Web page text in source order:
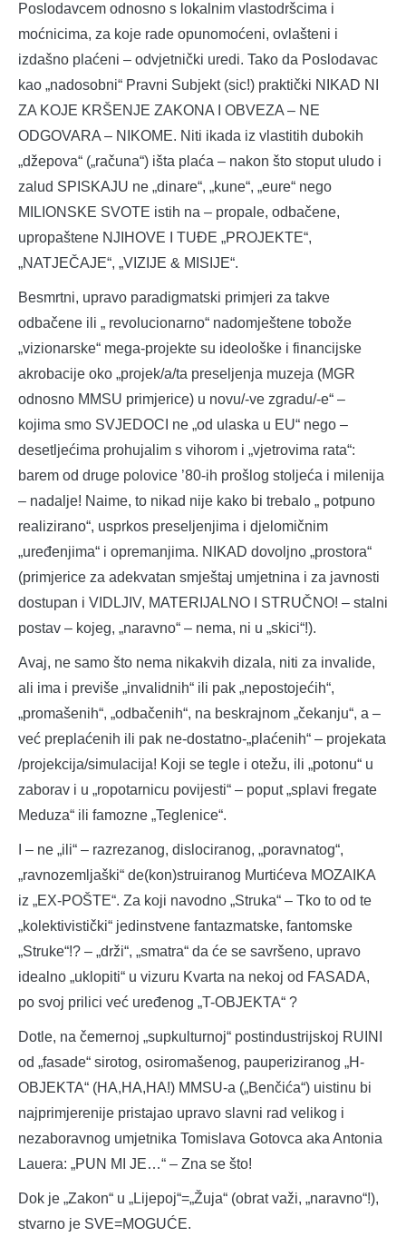
Poslodavcem odnosno s lokalnim vlastodršcima i
moćnicima, za koje rade opunomoćeni, ovlašteni i
izdašno plaćeni – odvjetnički uredi. Tako da Poslodavac
kao „nadosobni“ Pravni Subjekt (sic!) praktički NIKAD NI
ZA KOJE KRŠENJE ZAKONA I OBVEZA – NE
ODGOVARA – NIKOME. Niti ikada iz vlastitih dubokih
„džepova“ („računa“) išta plaća – nakon što stoput uludo i
zalud SPISKAJU ne „dinare“, „kune“, „eure“ nego
MILIONSKE SVOTE istih na – propale, odbačene,
upropaštene NJIHOVE I TUĐE „PROJEKTE“,
„NATJEČAJE“, „VIZIJE & MISIJE“.
Besmrtni, upravo paradigmatski primjeri za takve
odbačene ili „ revolucionarno“ nadomještene tobože
„vizionarske“ mega-projekte su ideološke i financijske
akrobacije oko „projek/a/ta preseljenja muzeja (MGR
odnosno MMSU primjerice) u novu/-ve zgradu/-e“ –
kojima smo SVJEDOCI ne „od ulaska u EU“ nego –
desetljećima prohujalim s vihorom i „vjetrovima rata“:
barem od druge polovice ’80-ih prošlog stoljeća i milenija
– nadalje! Naime, to nikad nije kako bi trebalo „ potpuno
realizirano“, usprkos preseljenjima i djelomičnim
„uređenjima“ i opremanjima. NIKAD dovoljno „prostora“
(primjerice za adekvatan smještaj umjetnina i za javnosti
dostupan i VIDLJIV, MATERIJALNO I STRUČNO! – stalni
postav – kojeg, „naravno“ – nema, ni u „skici“!).
Avaj, ne samo što nema nikakvih dizala, niti za invalide,
ali ima i previše „invalidnih“ ili pak „nepostojećih“,
„promašenih“, „odbačenih“, na beskrajnom „čekanju“, a –
već preplaćenih ili pak ne-dostatno-„plaćenih“ – projekata
/projekcija/simulacija! Koji se tegle i otežu, ili „potonu“ u
zaborav i u „ropotarnicu povijesti“ – poput „splavi fregate
Meduza“ ili famozne „Teglenice“.
I – ne „ili“ – razrezanog, dislociranog, „poravnatog“,
„ravnozemljaški“ de(kon)struiranog Murtićeva MOZAIKA
iz „EX-POŠTE“. Za koji navodno „Struka“ – Tko to od te
„kolektivistički“ jedinstvene fantazmatske, fantomske
„Struke“!? – „drži“, „smatra“ da će se savršeno, upravo
idealno „uklopiti“ u vizuru Kvarta na nekoj od FASADA,
po svoj prilici već uređenog „T-OBJEKTA“ ?
Dotle, na čemernoj „supkulturnoj“ postindustrijskoj RUINI
od „fasade“ sirotog, osiromašenog, pauperiziranog „H-
OBJEKTA“ (HA,HA,HA!) MMSU-a („Benčića“) uistinu bi
najprimjerenije pristajao upravo slavni rad velikog i
nezaboravnog umjetnika Tomislava Gotovca aka Antonia
Lauera: „PUN MI JE…“ – Zna se što!
Dok je „Zakon“ u „Lijepoj“=„Žuja“ (obrat važi, „naravno“!),
stvarno je SVE=MOGUĆE.